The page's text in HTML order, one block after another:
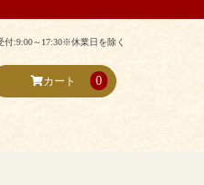
付:9:00～17:30※休業日を除く
カート 0